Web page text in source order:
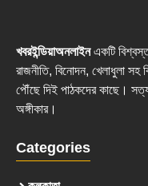
খবরইন্ডিয়াঅনলাইনএকটি বিশ্বস্ত
রাজনীতি, বিনোদন, খেলাধুলা
পৌঁছে দিই পাঠকদের কাছে।
অঙ্গীকার।
Categories